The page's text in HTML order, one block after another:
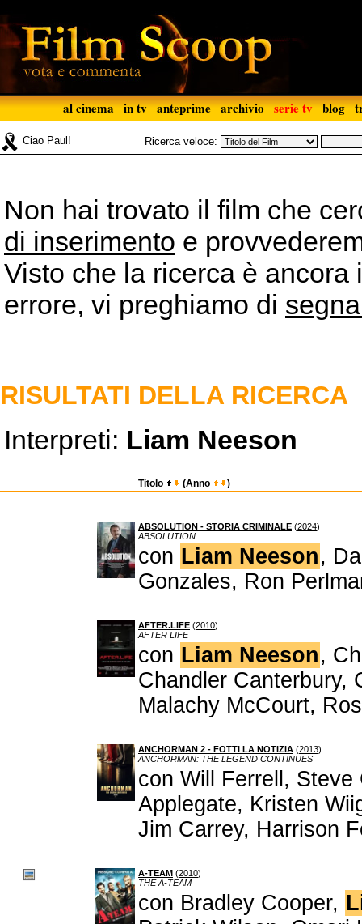
al cinema in tv anteprime archivio serie tv blog
Ciao Paul! Ricerca veloce:
Non hai trovato il film che
di inserimento e
Visto che la ricerca è
errore, vi preghiamo di
RISULTATI DELLA RICERCA
Interpreti: Liam Neeson
Titolo (Anno )
ABSOLUTION - STORIA CRIMINALE (2024)
ABSOLUTION
con Liam Neeson,
Gonzales, Ron
AFTER.LIFE (2010)
AFTER LIFE
con Liam Neeson,
Chandler Canterbury,
Malachy McCourt,
ANCHORMAN 2 - FOTTI LA NOTIZIA (2013)
ANCHORMAN: THE LEGEND CONTINUES
con Will Ferrell,
Applegate, Kristen
Jim Carrey, Harrison
A-TEAM (2010)
THE A-TEAM
con Bradley Cooper,